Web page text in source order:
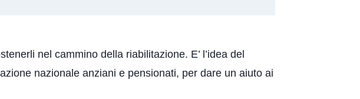
nel cammino della riabilitazione. E’ l’idea del
nazionale anziani e pensionati, per dare un aiuto ai